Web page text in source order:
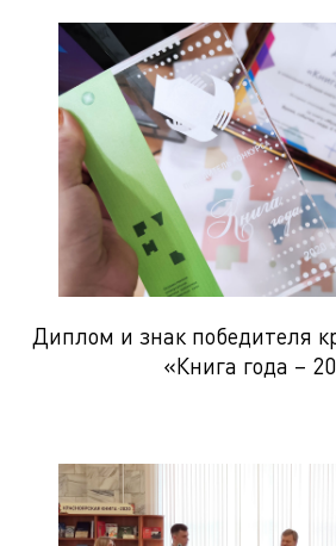
Диплом и знак победителя
«Книга года –